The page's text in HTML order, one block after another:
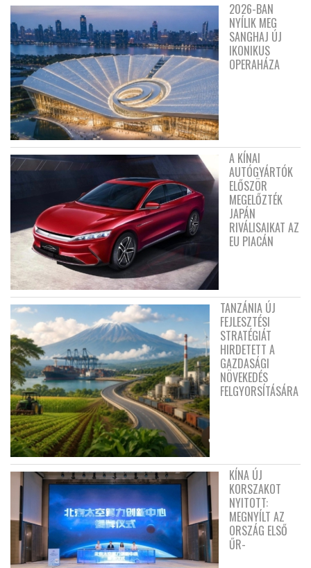
2026-BAN
NYÍLIK MEG
SANGHAJ ÚJ
IKONIKUS
OPERAHÁZA
A KÍNAI
AUTÓGYÁRTÓK
ELŐSZÖR
MEGELŐZTÉK
JAPÁN
RIVÁLISAIKAT AZ
EU PIACÁN
TANZÁNIA ÚJ
FEJLESZTÉSI
STRATÉGIÁT
HIRDETETT A
GAZDASÁGI
NÖVEKEDÉS
FELGYORSÍTÁSÁRA
KÍNA ÚJ
KORSZAKOT
NYITOTT:
MEGNYÍLT AZ
ORSZÁG ELSŐ
ŰR-